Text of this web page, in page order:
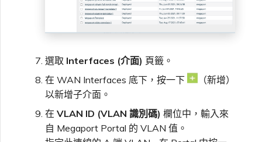
選取 Interfaces (介面) 頁籤。
在 WAN Interfaces 底下，按一下
（新增）
以新增子介面。
在 VLAN ID (VLAN 識別碼) 欄位中，輸入來
自 Megaport Portal 的 VLAN 值。